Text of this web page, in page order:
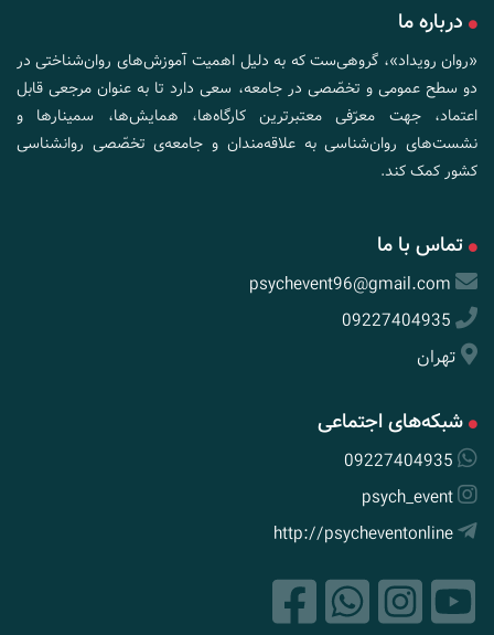
درباره ما
«روان رویداد»، گروهی‌ست که به دلیل اهمیت آموزش‌های روان‌شناختی در
دو سطح عمومی و تخصّصی در جامعه، سعی دارد تا به عنوان مرجعی قابل
اعتماد، جهت معرّفی معتبرترین کارگاه‌ها، همایش‌ها، سمینارها و
نشست‌های روان‌شناسی به علاقه‌مندان و جامعه‌ی تخصّصی روانشناسی
کشور کمک کند.
تماس با ما
psychevent96@gmail.com
09227404935
تهران
شبکه‌های اجتماعی
09227404935
psych_event
http://psycheventonline